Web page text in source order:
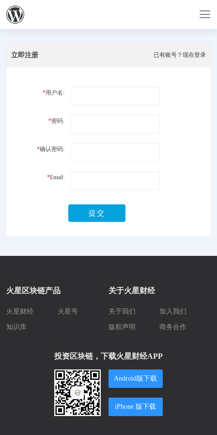
已有账号？现在登录
立即注册
*用户名:
*密码:
*确认密码:
*Email:
提交
火星区块链产品
火星财经 火星号
知识库
关于火星财经
关于我们 加入我们
版权声明 商务合作
投资区块链，下载火星财经APP
Android版下载
iPhone 版下载